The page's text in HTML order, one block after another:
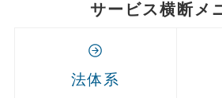
サービス横断メ
法体系